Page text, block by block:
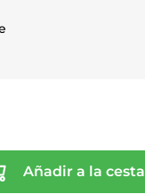
Añadir a la cesta